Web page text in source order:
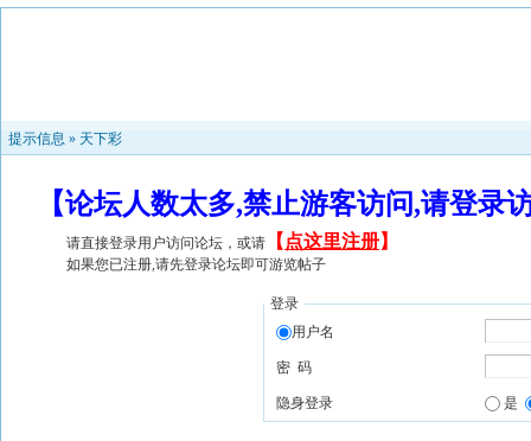
提示信息 » 天下彩
【论坛人数太多,禁止游客访问,请登
请直接登录用户访问论坛，或请 【 点这里注册】
如果您已注册,请先登录论坛即可游览帖子
登录
用户名
密 码
隐身登录 是